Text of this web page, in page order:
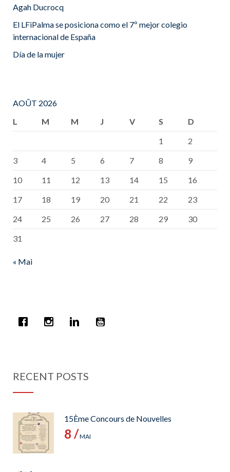
Agah Ducrocq
El LFiPalma se posiciona como el 7º mejor colegio
internacional de España
Día de la mujer
AOÛT 2026
L
M M J V S
D
1
2
3
4 5 6 7 8
9
10
11 12 13 14 15
16
17
18 19 20 21 22
23
24
25 26 27 28 29
30
31
« Mai
RECENT POSTS
15Ème Concours de Nouvelles
8 /MAI